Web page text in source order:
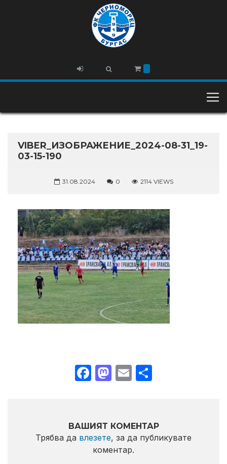
VIBER_ИЗОБРАЖЕНИЕ_2024-08-31_19-
03-15-190
31.08.2024 0 2114 VIEWS
Facebook
Mastodon
Email
ВАШИЯТ КОМЕНТАР
Трябва да влезете, за да публикувате
коментар.